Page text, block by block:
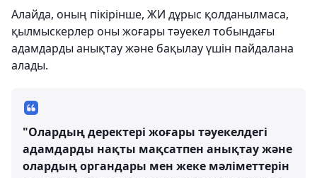
Алайда, оның пікірінше, ЖИ дұрыс қолданылмаса,
қылмыскерлер оны жоғары тәуекел тобындағы
адамдарды анықтау және бақылау үшін пайдалана
алады.
"Олардың деректері жоғары тәуекелдегі
адамдарды нақты мақсатпен анықтау және
олардың органдары мен жеке мәліметтерін